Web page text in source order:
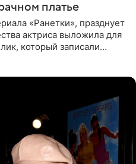
платье
«Ранетки», празднует
актриса выложила для
который записали